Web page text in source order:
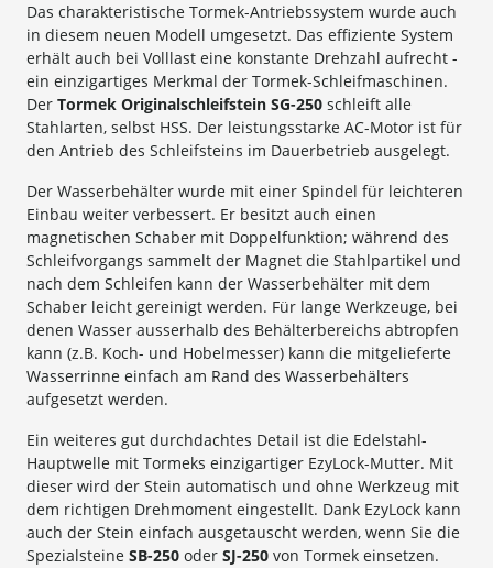
Das charakteristische Tormek-Antriebssystem wurde auch
in diesem neuen Modell umgesetzt. Das effiziente System
erhält auch bei Volllast eine konstante Drehzahl aufrecht -
ein einzigartiges Merkmal der Tormek-Schleifmaschinen.
Der Tormek Originalschleifstein SG-250 schleift alle
Stahlarten, selbst HSS. Der leistungsstarke AC-Motor ist für
den Antrieb des Schleifsteins im Dauerbetrieb ausgelegt.
Der Wasserbehälter wurde mit einer Spindel für leichteren
Einbau weiter verbessert. Er besitzt auch einen
magnetischen Schaber mit Doppelfunktion; während des
Schleifvorgangs sammelt der Magnet die Stahlpartikel und
nach dem Schleifen kann der Wasserbehälter mit dem
Schaber leicht gereinigt werden. Für lange Werkzeuge, bei
denen Wasser ausserhalb des Behälterbereichs abtropfen
kann (z.B. Koch- und Hobelmesser) kann die mitgelieferte
Wasserrinne einfach am Rand des Wasserbehälters
aufgesetzt werden.
Ein weiteres gut durchdachtes Detail ist die Edelstahl-
Hauptwelle mit Tormeks einzigartiger EzyLock-Mutter. Mit
dieser wird der Stein automatisch und ohne Werkzeug mit
dem richtigen Drehmoment eingestellt. Dank EzyLock kann
auch der Stein einfach ausgetauscht werden, wenn Sie die
Spezialsteine SB-250 oder SJ-250 von Tormek einsetzen.